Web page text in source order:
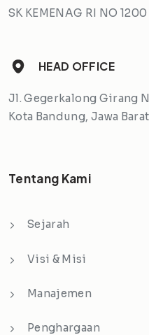
SK KEMENAG RI NO
HEAD OFFICE
Jl. Gegerkalong Girang
Kota Bandung, Jawa
Tentang Kami
Sejarah
Visi & Misi
Manajemen
Penghargaan